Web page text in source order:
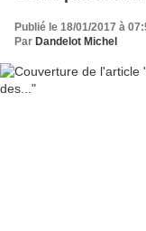
Publié le 18/01/2017 à
Par Dandelot Michel